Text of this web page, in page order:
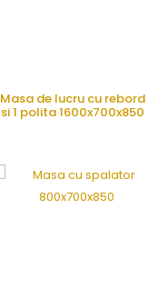
Masa de lucru cu rebord
si 1 polita 1600x700x850